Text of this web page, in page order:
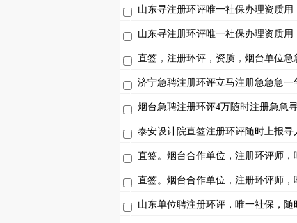
山东寻注册环评唯一社保办理资质用
山东寻注册环评唯一社保办理资质用
直签，注册环评，资质，烟台单位急
济宁急聘注册环评立马注册急急急一
烟台急聘注册环评4万随时注册急急
泰安设计院直签注册环评随时上报寻
直签。烟台合作单位，注册环评师，
直签。烟台合作单位，注册环评师，
山东单位聘注册环评，唯一社保，随